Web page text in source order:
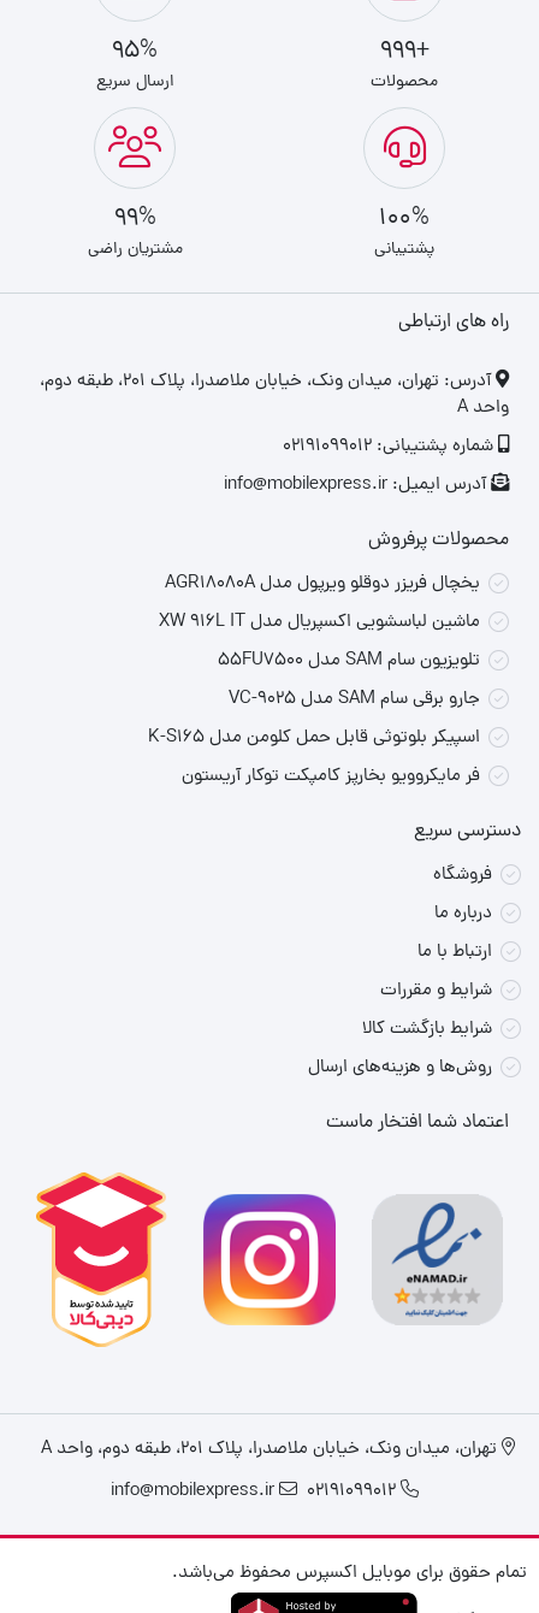
+999
محصولات
95%
ارسال سریع
100%
پشتیبانی
99%
مشتریان راضی
راه های ارتباطی
‎آدرس: تهران، میدان ونک، خیابان ملاصدرا، پلاک ۲۰۱، طبقه دوم،
واحد A
شماره پشتیبانی: 02191099012
آدرس ایمیل: info@mobilexpress.ir
محصولات پرفروش
یخچال فریزر دوقلو ویرپول مدل AGR18080A
ماشین لباسشویی اکسپریال مدل XW 916L IT
تلویزیون سام SAM مدل 55FU7500
جارو برقی سام SAM مدل VC-9025
اسپیکر بلوتوثی قابل حمل کلومن مدل K-S165
فر مایکروویو بخارپز کامپکت توکار آریستون
دسترسی سریع
فروشگاه
درباره ما
ارتباط با ما
شرایط و مقررات
شرایط بازگشت کالا
روش‌ها و هزینه‌های ارسال
اعتماد شما افتخار ماست
تهران، میدان ونک، خیابان ملاصدرا، پلاک ۲۰۱، طبقه دوم، واحد A
02191099012
info@mobilexpress.ir
تمام حقوق برای موبایل اکسپرس محفوظ می‌باشد.